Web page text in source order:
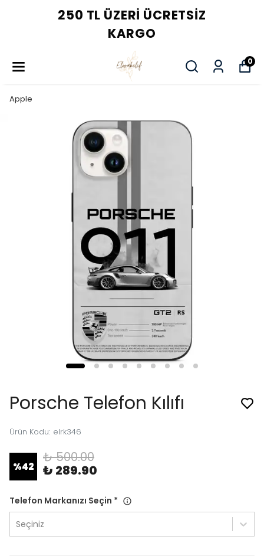
250 TL ÜZERI ÜCRETSIZ
KARGO
0
Apple
Porsche Telefon Kılıfı
Ürün Kodu: elrk346
%42
₺ 500.00
₺ 289.90
Telefon Markanızı Seçin *
Seçiniz